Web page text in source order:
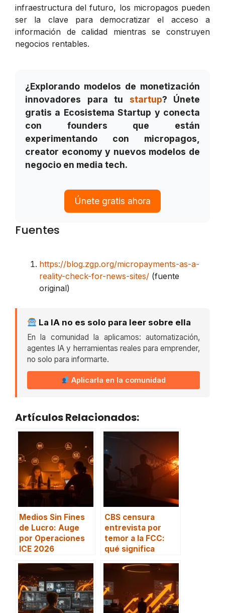
infraestructura del futuro, los micropagos pueden
ser la clave para democratizar el acceso a
información de calidad mientras se construyen
negocios rentables.
¿Explorando modelos de monetización
innovadores para tu startup? Únete
gratis a Ecosistema Startup y conecta
con founders que están
experimentando con micropagos,
creator economy y nuevos modelos de
negocio en media tech.
Únete gratis ahora
Fuentes
https://blog.zgp.org/micropayments-as-a-
reality-check-for-news-sites/ (fuente
original)
La IA no es solo para leer sobre ella
En la comunidad la aplicamos: automatización,
agentes IA y herramientas reales para emprender,
no solo para informarte.
Aplicarla en la comunidad
Artículos Relacionados:
Medios Sin Fines
de Lucro: Auge
por Operaciones
ICE 2026
CBS censura
entrevista por
temor a la FCC:
qué significa